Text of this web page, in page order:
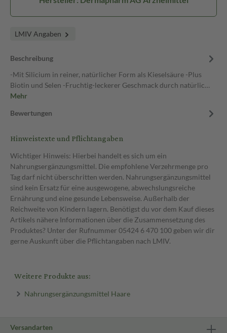
LMIV Angaben
Beschreibung
-Mit Silicium in reiner, natürlicher Form als Kieselsäure -Plus
Biotin und Selen -Fruchtig-leckerer Geschmack durch natürlic…
Mehr
Bewertungen
Hinweistexte und Pflichtangaben
Wichtiger Hinweis: Hierbei handelt es sich um ein
Nahrungsergänzungsmittel. Die empfohlene Verzehrmenge pro
Tag darf nicht überschritten werden. Nahrungsergänzungsmittel
sind kein Ersatz für eine ausgewogene, abwechslungsreiche
Ernährung und eine gesunde Lebensweise. Außerhalb der
Reichweite von Kindern lagern. Benötigst du vor dem Kauf dieses
Artikels nähere Informationen über die Zusammensetzung des
Produktes? Unter der Rufnummer 05424 6 470 100 geben wir dir
gerne Auskunft über die Pflichtangaben nach LMIV.
Weitere Produkte aus:
Nahrungsergänzungsmittel Haare
Versandarten